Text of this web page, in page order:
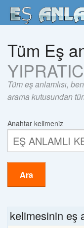
Tüm Eş
Tüm eş anlamlısı,
arama kutusundan
Anahtar kelimeniz
Ara
kelimesinin eş